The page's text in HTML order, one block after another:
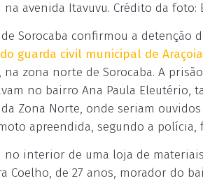
avenida Itavuvu. Crédito da foto:
Sorocaba confirmou a detenção
guarda civil municipal de
na zona norte de Sorocaba. A
no bairro Ana Paula
Zona Norte, onde seriam
apreendida, segundo a polícia,
no interior de uma loja de
Coelho, de 27 anos, morador do